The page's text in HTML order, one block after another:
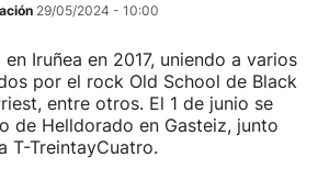
29/05/2024 - 10:00
Iruñea en 2017, uniendo a varios
por el rock Old School de Black
entre otros. El 1 de junio se
de Helldorado en Gasteiz, junto
T-TreintayCuatro.